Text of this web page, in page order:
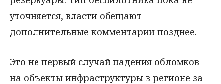
уточняется, власти обещают
дополнительные комментарии позднее.
Это не первый случай падения обломков
на объекты инфраструктуры в регионе за